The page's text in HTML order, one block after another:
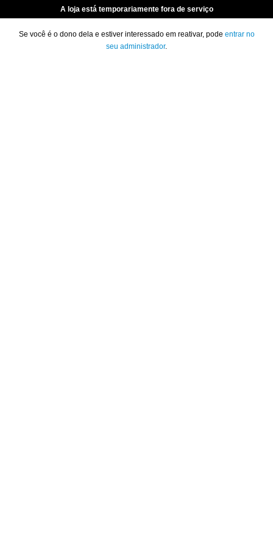
A loja está temporariamente fora de serviço
Se você é o dono dela e estiver interessado em reativar, pode entrar no
seu administrador.